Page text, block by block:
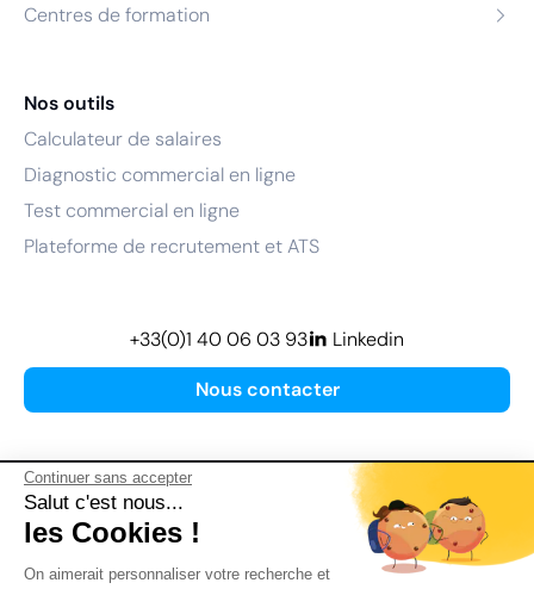
Continuer sans accepter
Salut c'est nous...
les Cookies !
On aimerait personnaliser votre recherche et
Centres de formation
Nos outils
Calculateur de salaires
Diagnostic commercial en ligne
Test commercial en ligne
Plateforme de recrutement et ATS
Nous contacter
+33(0)1 40 06 03 93 Linkedin
Plan de site